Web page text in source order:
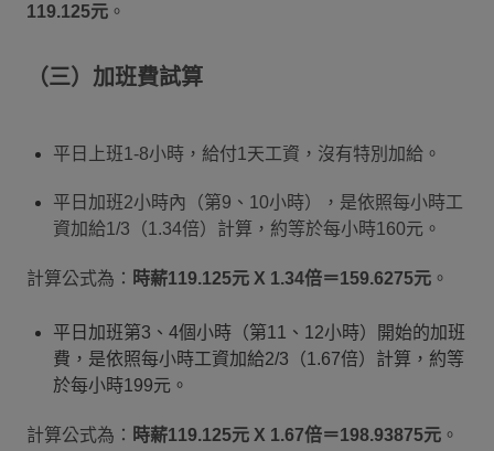
119.125元 。
（三）加班費試算
平日上班1-8小時，給付1天工資，沒有特別加給。
平日加班2小時內（第9、10小時），是依照每小時工
資加給1/3（1.34倍）計算，約等於每小時160元。
計算公式為： 時薪119.125元 X 1.34倍＝159.6275元 。
平日加班第3、4個小時（第11、12小時）開始的加班
費，是依照每小時工資加給2/3（1.67倍）計算，約等
於每小時199元。
計算公式為： 時薪119.125元 X 1.67倍＝198.93875元 。